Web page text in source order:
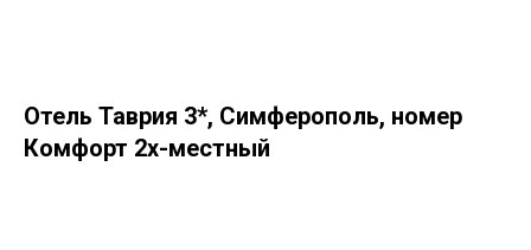
Отель Таврия 3*, Симферополь, номер
Комфорт 2х-местный